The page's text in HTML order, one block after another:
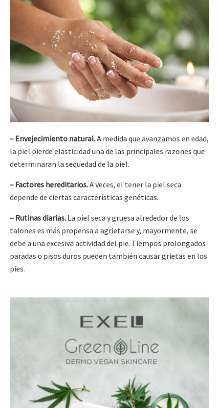
– Envejecimiento natural.A medida que avanzamos en edad,
la piel pierde elasticidad una de las principales razones que
determinaran la sequedad de la piel.
– Factores hereditarios.A veces, el tener la piel seca
depende de ciertas características genéticas.
– Rutinas diarias. La piel seca y gruesa alrededor de los
talones es más propensa a agrietarse y, mayormente, se
debe a una excesiva actividad del pie. Tiempos prolongados
paradas o pisos duros pueden también causar grietas en los
pies.